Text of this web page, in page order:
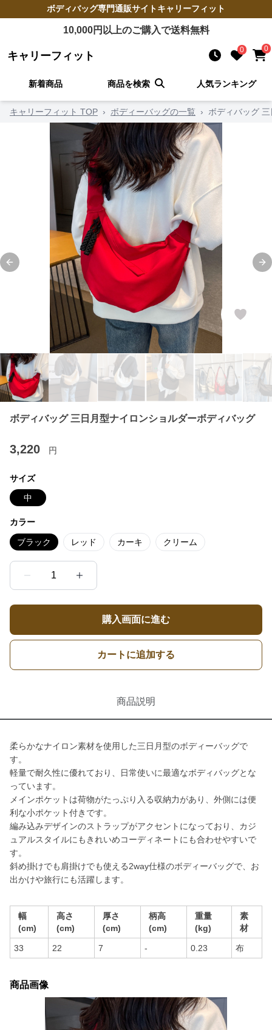
ボディバッグ専門通販サイトキャリーフィット
10,000円以上のご購入で送料無料
キャリーフィット 0 0
新着商品 商品を検索 人気ランキング
キャリーフィット TOP › ボディーバッグの一覧 › ボディバッグ
Previous slide
ボディバッグ 三日月型ナイロンショルダーボディバッグ
3,220 円
サイズ
中
カラー
ブラック レッド カーキ クリーム
1
購入画面に進む
カートに追加する
商品説明
柔らかなナイロン素材を使用した三日月型のボディーバッグで
す。
軽量で耐久性に優れており、日常使いに最適なボディバッグとな
っています。
メインポケットは荷物がたっぷり入る収納力があり、外側には便
利な小ポケット付きです。
編み込みデザインのストラップがアクセントになっており、カジ
ュアルスタイルにもきれいめコーディネートにも合わせやすいで
す。
斜め掛けでも肩掛けでも使える2way仕様のボディーバッグで、お
出かけや旅行にも活躍します。
幅
(cm)
高さ
(cm)
厚さ
(cm)
柄高
(cm)
重量
(kg)
素
材
33 22 7 - 0.23 布
商品画像